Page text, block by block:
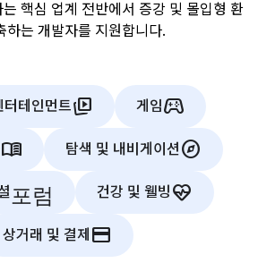
핵심 업계 전반에서 증강 및 몰입형 환
하는 개발자를 지원합니다.
터테인먼트animated_images 게임stadia_controller
menu_book 탐색 및 내비게이션explore
포럼 건강 및 웰빙 ecg_heart
상거래 및 결제 credit_card